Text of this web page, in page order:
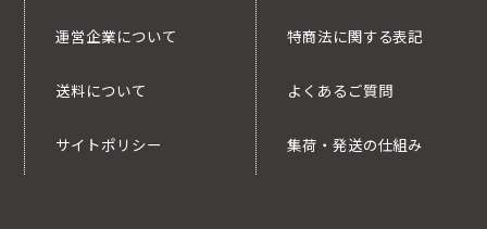
運営企業について
送料について
サイトポリシー
特商法に関する表記
よくあるご質問
集荷・発送の仕組み